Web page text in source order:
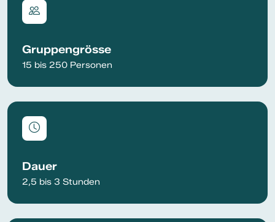
Gruppengrösse
15 bis 250 Personen
Dauer
2,5 bis 3 Stunden